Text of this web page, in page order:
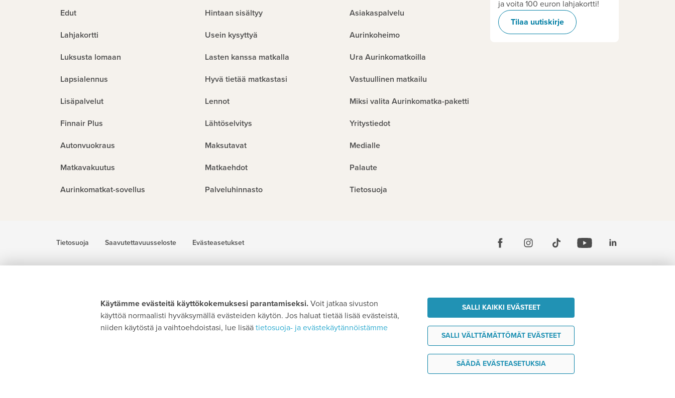
Edut
Lahjakortti
Luksusta lomaan
Lapsialennus
Lisäpalvelut
Finnair Plus
Autonvuokraus
Matkavakuutus
Aurinkomatkat-sovellus
Hintaan sisältyy
Usein kysyttyä
Lasten kanssa matkalla
Hyvä tietää matkastasi
Lennot
Lähtöselvitys
Maksutavat
Matkaehdot
Palveluhinnasto
Asiakaspalvelu
Aurinkoheimo
Ura Aurinkomatkoilla
Vastuullinen matkailu
Miksi valita Aurinkomatka-paketti
Yritystiedot
Medialle
Palaute
Tietosuoja
ja voita 100 euron lahjakortti!
Tilaa uutiskirje
Tietosuoja Saavutettavuusseloste Evästeasetukset
Käytämme evästeitä käyttökokemuksesi parantamiseksi. Voit jatkaa sivuston
käyttöä normaalisti hyväksymällä evästeiden käytön. Jos haluat tietää lisää evästeistä,
niiden käytöstä ja vaihtoehdoistasi, lue lisää tietosuoja- ja evästekäytännöistämme
SALLI KAIKKI EVÄSTEET
SALLI VÄLTTÄMÄTTÖMÄT EVÄSTEET
SÄÄDÄ EVÄSTEASETUKSIA